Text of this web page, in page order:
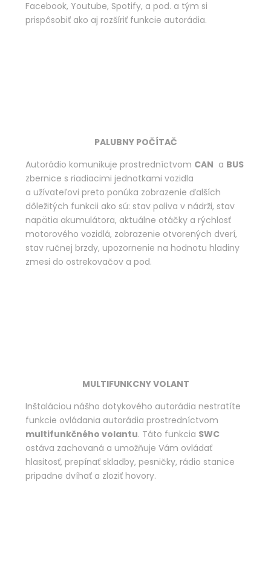
Facebook, Youtube, Spotify, a pod. a tým si
prispôsobiť ako aj rozšíriť funkcie autorádia.
PALUBNY POČÍTAČ
Autorádio komunikuje prostredníctvom CAN a BUS
zbernice s riadiacimi jednotkami vozidla
a užívateľovi preto ponúka zobrazenie ďalších
dôležitých funkcii ako sú: stav paliva v nádrži, stav
napätia akumulátora, aktuálne otáčky a rýchlosť
motorového vozidlá, zobrazenie otvorených dverí,
stav ručnej brzdy, upozornenie na hodnotu hladiny
zmesi do ostrekovačov a pod.
MULTIFUNKCNY VOLANT
Inštaláciou nášho dotykového autorádia nestratíte
funkcie ovládania autorádia prostredníctvom
multifunkčného volantu. Táto funkcia SWC
ostáva zachovaná a umožňuje Vám ovládať
hlasitosť, prepínať skladby, pesničky, rádio stanice
pripadne dvíhať a zloziť hovory.